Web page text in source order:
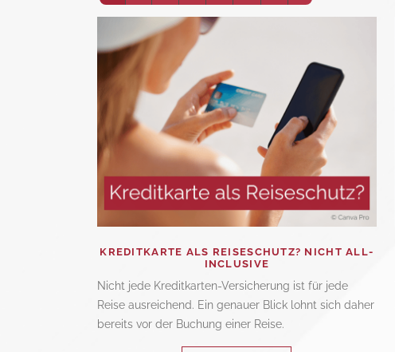
KREDITKARTE ALS REISESCHUTZ? NICHT ALL-
INCLUSIVE
Nicht jede Kreditkarten-Versicherung ist für jede
Reise ausreichend. Ein genauer Blick lohnt sich daher
bereits vor der Buchung einer Reise.